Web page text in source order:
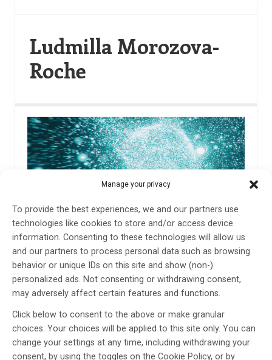
Manage your privacy
To provide the best experiences, we and our partners use
technologies like cookies to store and/or access device
information. Consenting to these technologies will allow us
and our partners to process personal data such as browsing
behavior or unique IDs on this site and show (non-)
personalized ads. Not consenting or withdrawing consent,
may adversely affect certain features and functions.
Click below to consent to the above or make granular
choices. Your choices will be applied to this site only. You can
change your settings at any time, including withdrawing your
consent, by using the toggles on the Cookie Policy, or by
Ludmilla Morozova-
Roche
Nya nanopartiklar hämmar
amyloider i neurodegenerativa
sjukdomar
AvLUDMILLA MOROZOVA- ROCHE, ANDRÉ OHLIN, MICHAEL
HOLMBOE, ŽELJKO SVEDRUŽIC
25 feb 2022
Etiketter:Alzheimers sjukdom,amyloider,ANDRÉ
Nanopartiklar,Parkinsons sjukdom,ŽELJKO SVEDRUŽIC
Nyligen utvecklade polyoxometalatpartiklar i
nanostorlek har visat sig kunna hämma och till och